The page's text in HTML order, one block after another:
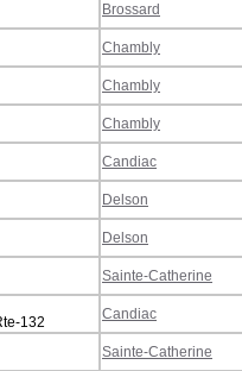
Brossard
Chambly
Chambly
Chambly
Candiac
Delson
Delson
Sainte-Catherine
132
Candiac
Sainte-Catherine